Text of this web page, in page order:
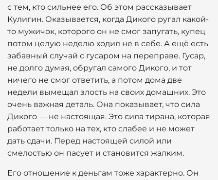
с тем, кто сильнее его. Об этом рассказывает
Кулигин. Оказывается, когда Дикого ругал какой-
то мужичок, которого он не смог запугать, купец
потом целую неделю ходил не в себе. А ещё есть
забавный случай с гусаром на переправе. Гусар,
не долго думая, обругал самого Дикого, и тот
ничего не смог ответить, а потом дома две
недели вымещал злость на своих домашних. Это
очень важная деталь. Она показывает, что сила
Дикого — не настоящая. Это сила тирана, которая
работает только на тех, кто слабее и не может
дать сдачи. Перед настоящей силой или
смелостью он пасует и становится жалким.
Его отношение к деньгам тоже характерно. Он